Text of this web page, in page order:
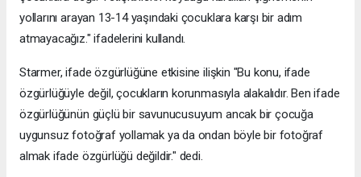
yollarını arayan 13-14 yaşındaki çocuklara karşı bir adım
atmayacağız." ifadelerini kullandı.
Starmer, ifade özgürlüğüne etkisine ilişkin "Bu konu, ifade
özgürlüğüyle değil, çocukların korunmasıyla alakalıdır. Ben ifade
özgürlüğünün güçlü bir savunucusuyum ancak bir çocuğa
uygunsuz fotoğraf yollamak ya da ondan böyle bir fotoğraf
almak ifade özgürlüğü değildir." dedi.